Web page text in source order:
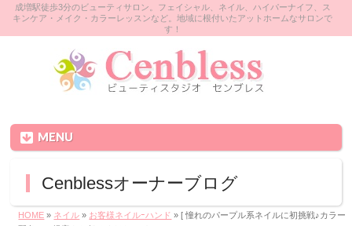
成増駅徒歩3分のビューティサロン。フェイシャル、ネイル、ハイパーナイフ、ス
キンケア・メイク・カラーレッスンなど。地域に根付いたアットホームなサロンで
す！
MENU
Cenblessオーナーブログ
HOME » ネイル » お客様ネイルｰハンド » [ 憧れのパープル系ネイルに初挑戦♪カラー